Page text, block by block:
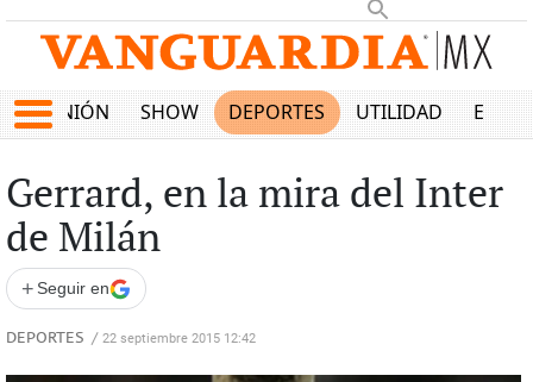
OPINIÓN SHOW DEPORTES UTILIDAD
Gerrard, en la mira del Inter
de Milán
+ Seguir en
DEPORTES / 22 septiembre 2015 12:42